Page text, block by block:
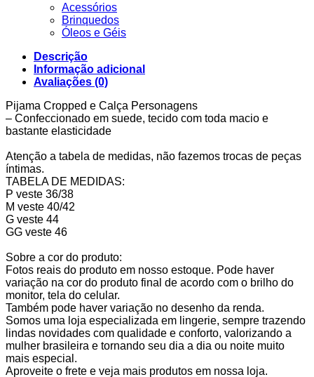
Acessórios
Brinquedos
Óleos e Géis
Descrição
Informação adicional
Avaliações (0)
Pijama Cropped e Calça Personagens
– Confeccionado em suede, tecido com toda macio e
bastante elasticidade
Atenção a tabela de medidas, não fazemos trocas de peças
íntimas.
TABELA DE MEDIDAS:
P veste 36/38
M veste 40/42
G veste 44
GG veste 46
Sobre a cor do produto:
Fotos reais do produto em nosso estoque. Pode haver
variação na cor do produto final de acordo com o brilho do
monitor, tela do celular.
Também pode haver variação no desenho da renda.
Somos uma loja especializada em lingerie, sempre trazendo
lindas novidades com qualidade e conforto, valorizando a
mulher brasileira e tornando seu dia a dia ou noite muito
mais especial.
Aproveite o frete e veja mais produtos em nossa loja.